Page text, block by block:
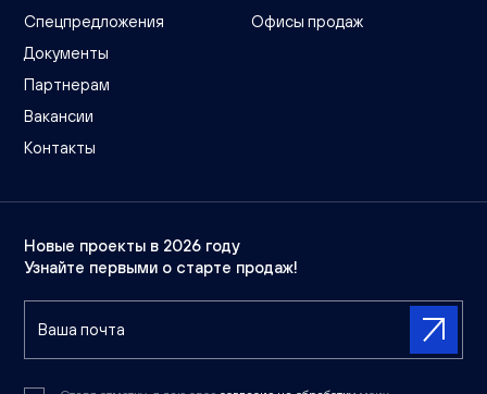
Спецпредложения
Документы
Партнерам
Вакансии
Контакты
Офисы продаж
Новые проекты в 2026 году
Узнайте первыми о старте продаж!